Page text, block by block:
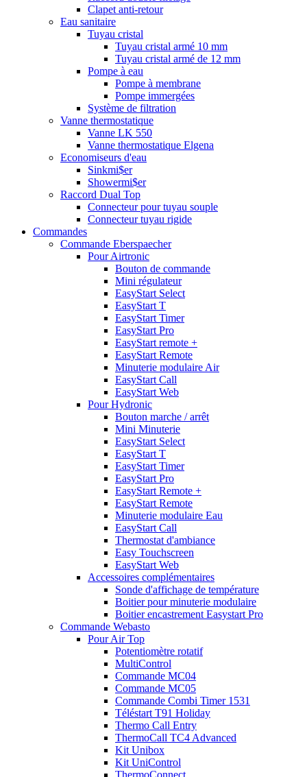
Clapet anti-retour
Eau sanitaire
Tuyau cristal
Tuyau cristal armé 10 mm
Tuyau cristal armé de 12 mm
Pompe à eau
Pompe à membrane
Pompe immergées
Système de filtration
Vanne thermostatique
Vanne LK 550
Vanne thermostatique Elgena
Economiseurs d'eau
Sinkmi$er
Showermi$er
Raccord Dual Top
Connecteur pour tuyau souple
Connecteur tuyau rigide
Commandes
Commande Eberspaecher
Pour Airtronic
Bouton de commande
Mini régulateur
EasyStart Select
EasyStart T
EasyStart Timer
EasyStart Pro
EasyStart remote +
EasyStart Remote
Minuterie modulaire Air
EasyStart Call
EasyStart Web
Pour Hydronic
Bouton marche / arrêt
Mini Minuterie
EasyStart Select
EasyStart T
EasyStart Timer
EasyStart Pro
EasyStart Remote +
EasyStart Remote
Minuterie modulaire Eau
EasyStart Call
Thermostat d'ambiance
Easy Touchscreen
EasyStart Web
Accessoires complémentaires
Sonde d'affichage de température
Boitier pour minuterie modulaire
Boitier encastrement Easystart Pro
Commande Webasto
Pour Air Top
Potentiomètre rotatif
MultiControl
Commande MC04
Commande MC05
Commande Combi Timer 1531
Téléstart T91 Holiday
Thermo Call Entry
ThermoCall TC4 Advanced
Kit Unibox
Kit UniControl
ThermoConnect